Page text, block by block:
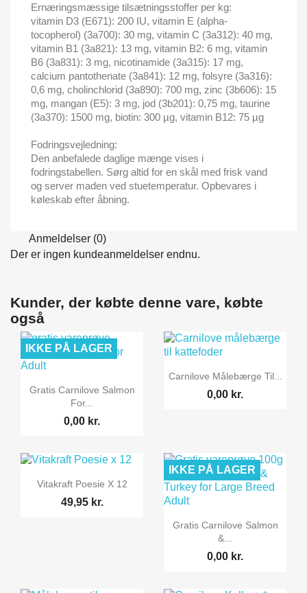
Ernæringsmæssige tilsætningsstoffer per kg:
vitamin D3 (E671): 200 IU, vitamin E (alpha-
tocopherol) (3a700): 30 mg, vitamin C (3a312): 40 mg,
vitamin B1 (3a821): 13 mg, vitamin B2: 6 mg, vitamin
B6 (3a831): 3 mg, nicotinamide (3a315): 17 mg,
calcium pantothenate (3a841): 12 mg, folsyre (3a316):
0,6 mg, cholinchlorid (3a890): 700 mg, zinc (3b606): 15
mg, mangan (E5): 3 mg, jod (3b201): 0,75 mg, taurine
(3a370): 1500 mg, biotin: 300 µg, vitamin B12: 75 µg
Fodringsvejledning:
Den anbefalede daglige mænge vises i
fodringstabellen. Sørg altid for en skål med frisk vand
og server maden ved stuetemperatur. Opbevares i
køleskab efter åbning.
Anmeldelser (0)
Der er ingen kundeanmeldelser endnu.
Kunder, der købte denne vare, købte
også
 Vis her
Gratis Carnilove Salmon
For...
0,00 kr.
IKKE PÅ LAGER
 Vis her
Carnilove Målebærge Til...
0,00 kr.
 Vis her
Vitakraft Poesie X 12
49,95 kr.
 Vis her
Gratis Carnilove Salmon
&...
0,00 kr.
IKKE PÅ LAGER